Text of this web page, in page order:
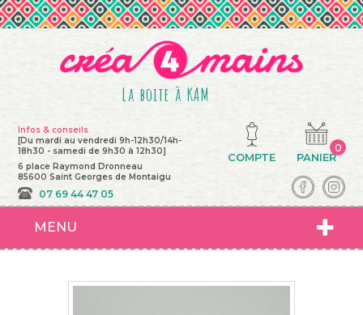
Infos & conseils
[Du mardi au vendredi 9h-12h30/14h-
18h30 - samedi de 9h30 à 12h30]
6 place Raymond Dronneau
85600 Saint Georges de Montaigu
07 69 44 47 05
La boite à KAM
PANIER
0
COMPTE
MENU